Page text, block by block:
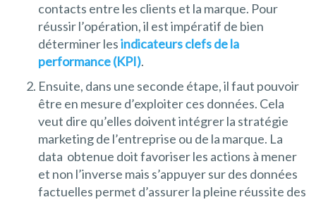
contacts entre les clients et la marque. Pour
réussir l’opération, il est impératif de bien
déterminer lesindicateurs clefs de la
performance (KPI).
Ensuite, dans une seconde étape, il faut pouvoir
être en mesure d’exploiter ces données. Cela
veut dire qu’elles doivent intégrer la stratégie
marketing de l’entreprise ou de la marque. La
data obtenue doit favoriser les actions à mener
et non l’inverse mais s’appuyer sur des données
factuelles permet d’assurer la pleine réussite des